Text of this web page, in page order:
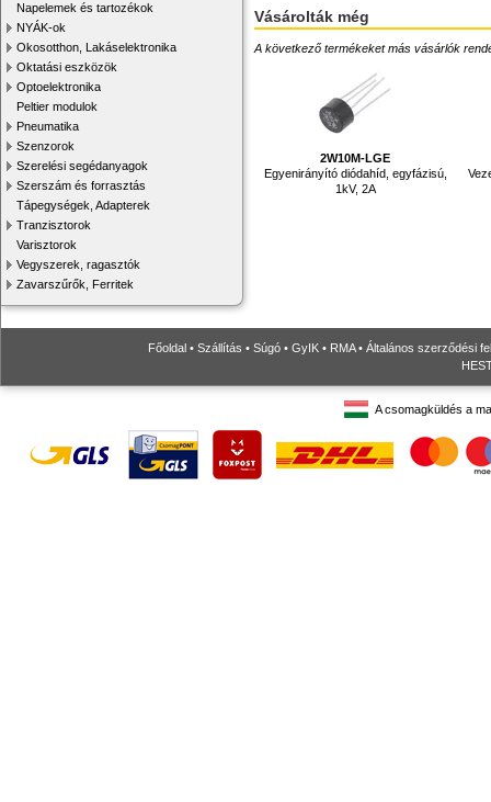
Napelemek és tartozékok
NYÁK-ok
Okosotthon, Lakáselektronika
Oktatási eszközök
Optoelektronika
Peltier modulok
Pneumatika
Szenzorok
Szerelési segédanyagok
Szerszám és forrasztás
Tápegységek, Adapterek
Tranzisztorok
Varisztorok
Vegyszerek, ragasztók
Zavarszűrők, Ferritek
Vásárolták még
A következő termékeket más vásárlók
2W10M-LGE
Egyenirányító diódahíd, egyfázisú,
1kV, 2A
Főoldal • Szállítás • Súgó • GyIK • RMA• Általános szerződési
A csomagküldés a